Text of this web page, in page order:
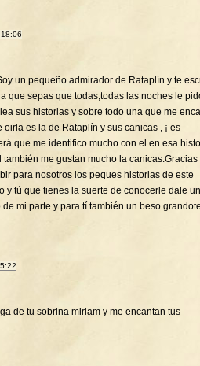
un pequeño admirador de Rataplín y te
que sepas que todas,todas las noches le
sus historias y sobre todo una que me
oirla es la de Rataplín y sus canicas , ¡ es
que me identifico mucho con el en esa
también me gustan mucho la canicas.Gracias
para nosotros los peques historias de este
y tú que tienes la suerte de conocerle dale un
de mi parte y para tí también un beso
de tu sobrina miriam y me encantan tus